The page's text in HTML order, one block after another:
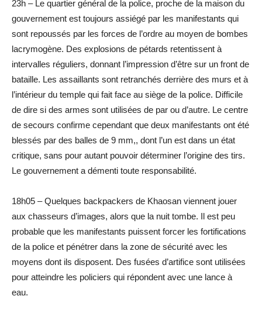
23h – Le quartier général de la police, proche de la maison du
gouvernement est toujours assiégé par les manifestants qui
sont repoussés par les forces de l’ordre au moyen de bombes
lacrymogène. Des explosions de pétards retentissent à
intervalles réguliers, donnant l’impression d’être sur un front de
bataille. Les assaillants sont retranchés derrière des murs et à
l’intérieur du temple qui fait face au siège de la police. Difficile
de dire si des armes sont utilisées de par ou d’autre. Le centre
de secours confirme cependant que deux manifestants ont été
blessés par des balles de 9 mm,, dont l’un est dans un état
critique, sans pour autant pouvoir déterminer l’origine des tirs.
Le gouvernement a démenti toute responsabilité.
18h05 – Quelques backpackers de Khaosan viennent jouer
aux chasseurs d’images, alors que la nuit tombe. Il est peu
probable que les manifestants puissent forcer les fortifications
de la police et pénétrer dans la zone de sécurité avec les
moyens dont ils disposent. Des fusées d’artifice sont utilisées
pour atteindre les policiers qui répondent avec une lance à
eau.